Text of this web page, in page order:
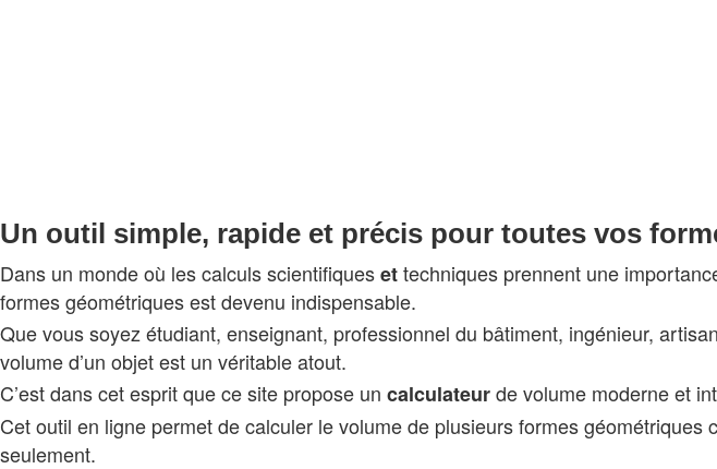
Un outil simple, rapide et précis pour toutes vos
Dans un monde où les calculs scientifiquesettechniques prennent une
formes géométriques est devenu indispensable.
Que vous soyez étudiant, enseignant, professionnel du bâtiment, ingénieur,
volume d’un objet est un véritable atout.
C’est dans cet esprit que ce site propose un calculateurde volume moderne et
Cet outil en ligne permet de calculer le volume de plusieurs formes géométriques
seulement.